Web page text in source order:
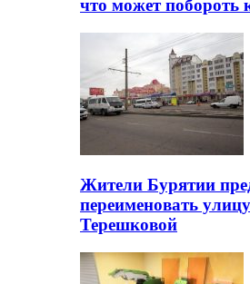
что может побороть
Жители Бурятии
переименовать
Терешковой